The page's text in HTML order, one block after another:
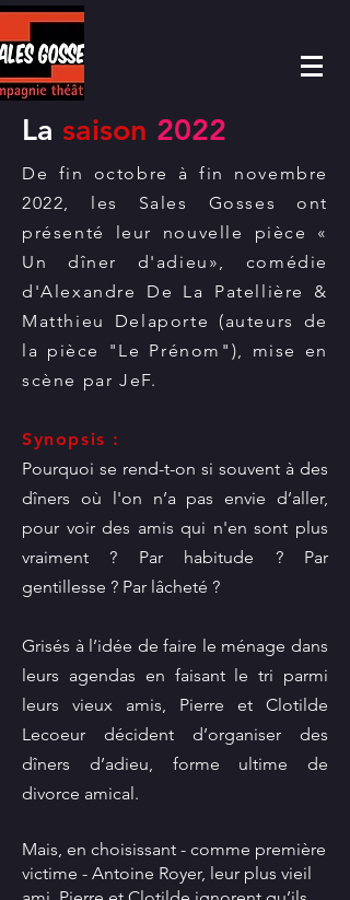
La saison 2022
De fin octobre à fin novembre
2022, les Sales Gosses ont
présenté leur nouvelle pièce «
Un dîner d'adieu», comédie
d'Alexandre De La Patellière &
Matthieu Delaporte (auteurs de
la pièce "Le Prénom"), mise en
scène par JeF.
Synopsis :
Pourquoi se rend-t-on si souvent à des
dîners où l'on n’a pas envie d’aller,
pour voir des amis qui n'en sont plus
vraiment ? Par habitude ? Par
gentillesse ? Par lâcheté ?
Grisés à l’idée de faire le ménage dans
leurs agendas en faisant le tri parmi
leurs vieux amis, Pierre et Clotilde
Lecoeur décident d’organiser des
dîners d’adieu, forme ultime de
divorce amical.
Mais, en choisissant - comme première
victime - Antoine Royer, leur plus vieil